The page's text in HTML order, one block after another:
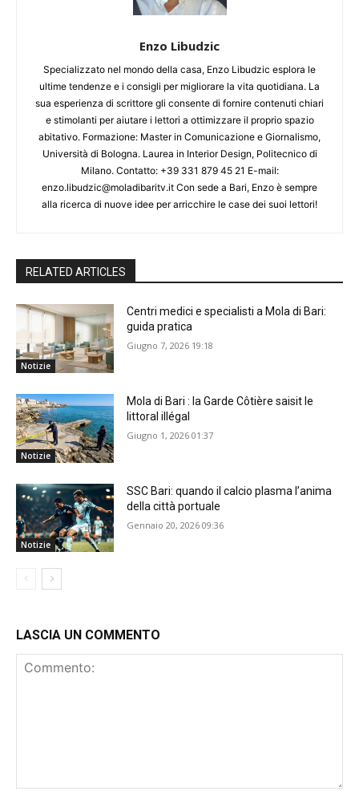
Enzo Libudzic
Specializzato nel mondo della casa, Enzo Libudzic esplora le
ultime tendenze e i consigli per migliorare la vita quotidiana. La
sua esperienza di scrittore gli consente di fornire contenuti chiari
e stimolanti per aiutare i lettori a ottimizzare il proprio spazio
abitativo. Formazione: Master in Comunicazione e Giornalismo,
Università di Bologna. Laurea in Interior Design, Politecnico di
Milano. Contatto: +39 331 879 45 21 E-mail:
enzo.libudzic@moladibaritv.it Con sede a Bari, Enzo è sempre
alla ricerca di nuove idee per arricchire le case dei suoi lettori!
RELATED ARTICLES
Notizie
Centri medici e specialisti a Mola di Bari:
guida pratica
Giugno 7, 2026 19:18
Notizie
Mola di Bari : la Garde Côtière saisit le
littoral illégal
Giugno 1, 2026 01:37
Notizie
SSC Bari: quando il calcio plasma l’anima
della città portuale
Gennaio 20, 2026 09:36
LASCIA UN COMMENTO